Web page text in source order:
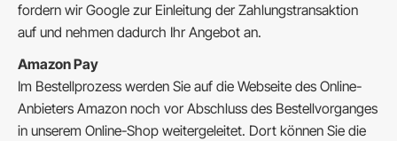
fordern wir Google zur Einleitung der Zahlungstransaktion
auf und nehmen dadurch Ihr Angebot an.
Amazon Pay
Im Bestellprozess werden Sie auf die Webseite des Online-
Anbieters Amazon noch vor Abschluss des Bestellvorganges
in unserem Online-Shop weitergeleitet. Dort können Sie die